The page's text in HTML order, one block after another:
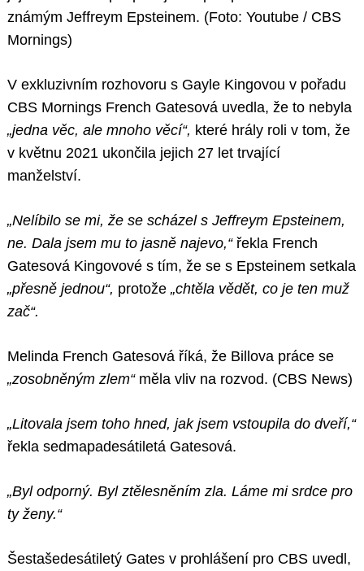
známým Jeffreym Epsteinem. (Foto: Youtube / CBS
Mornings)
V exkluzivním rozhovoru s Gayle Kingovou v pořadu
CBS Mornings French Gatesová uvedla, že to nebyla
„jedna věc, ale mnoho věcí“, které hrály roli v tom, že
v květnu 2021 ukončila jejich 27 let trvající
manželství.
„Nelíbilo se mi, že se scházel s Jeffreym Epsteinem,
ne. Dala jsem mu to jasně najevo,“ řekla French
Gatesová Kingovové s tím, že se s Epsteinem setkala
„přesně jednou“, protože „chtěla vědět, co je ten muž
zač“.
Melinda French Gatesová říká, že Billova práce se
„zosobněným zlem“ měla vliv na rozvod. (CBS News)
„Litovala jsem toho hned, jak jsem vstoupila do dveří,“
řekla sedmapadesátiletá Gatesová.
„Byl odporný. Byl ztělesněním zla. Láme mi srdce pro
ty ženy.“
Šestašedesátiletý Gates v prohlášení pro CBS uvedl,